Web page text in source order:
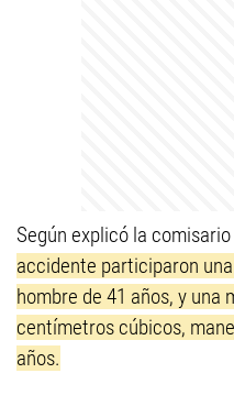
Según explicó la
accidente participaron
hombre de 41 años, y una
centímetros cúbicos,
años.